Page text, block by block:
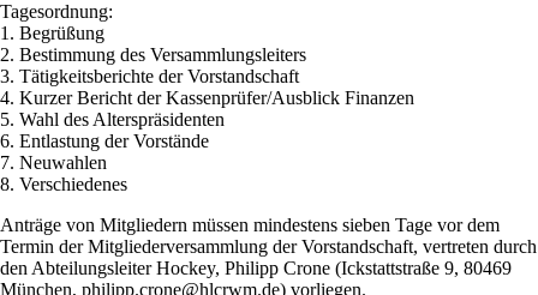
Tagesordnung:
1. Begrüßung
2. Bestimmung des Versammlungsleiters
3. Tätigkeitsberichte der Vorstandschaft
4. Kurzer Bericht der Kassenprüfer/Ausblick Finanzen
5. Wahl des Alterspräsidenten
6. Entlastung der Vorstände
7. Neuwahlen
8. Verschiedenes
Anträge von Mitgliedern müssen mindestens sieben Tage vor dem
Termin der Mitgliederversammlung der Vorstandschaft, vertreten durch
den Abteilungsleiter Hockey, Philipp Crone (Ickstattstraße 9, 80469
München, philipp.crone@hlcrwm.de) vorliegen.